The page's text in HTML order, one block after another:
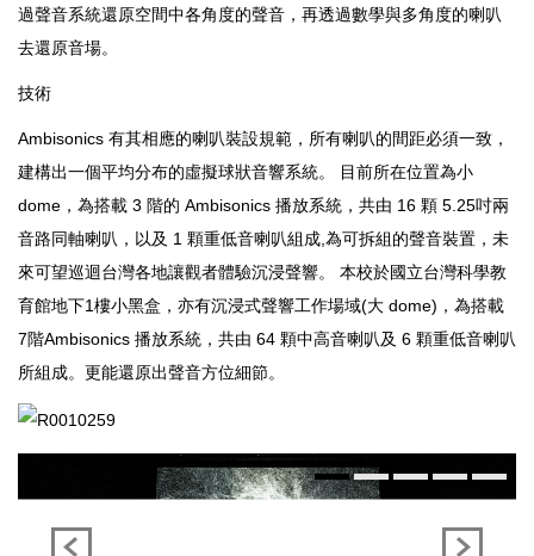
過聲音系統還原空間中各角度的聲音，再透過數學與多角度的喇叭
去還原音場。
技術
Ambisonics 有其相應的喇叭裝設規範，所有喇叭的間距必須一致，
建構出一個平均分布的虛擬球狀音響系統。 目前所在位置為小
dome，為搭載 3 階的 Ambisonics 播放系統，共由 16 顆 5.25吋兩
音路同軸喇叭，以及 1 顆重低音喇叭組成,為可拆組的聲音裝置，未
來可望巡迴台灣各地讓觀者體驗沉浸聲響。 本校於國立台灣科學教
育館地下1樓小黑盒，亦有沉浸式聲響工作場域(大 dome)，為搭載
7階Ambisonics 播放系統，共由 64 顆中高音喇叭及 6 顆重低音喇叭
所組成。更能還原出聲音方位細節。